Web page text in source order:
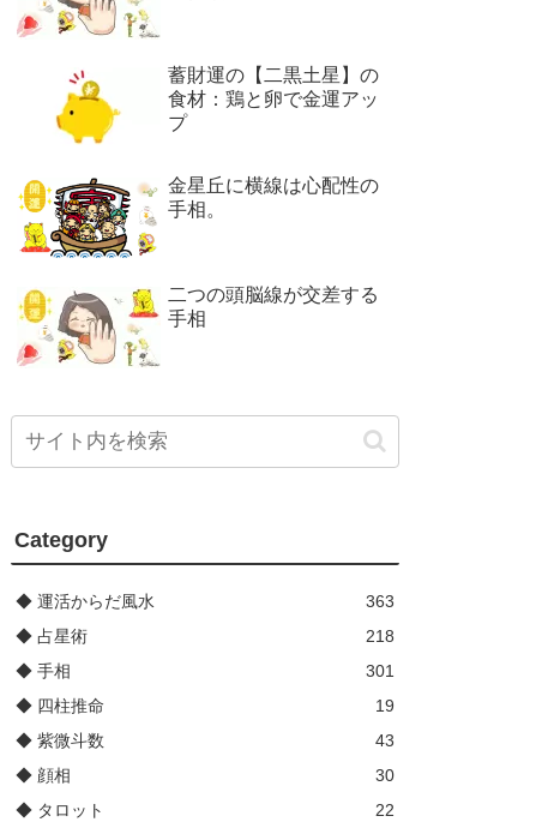
蓄財運の【二黒土星】の
食材：鶏と卵で金運アッ
プ
金星丘に横線は心配性の
手相。
二つの頭脳線が交差する
手相
Category
◆ 運活からだ風水
363
◆ 占星術
218
◆ 手相
301
◆ 四柱推命
19
◆ 紫微斗数
43
◆ 顔相
30
◆ タロット
22